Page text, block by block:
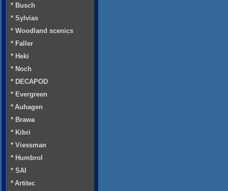
* Busch
* Sylvias
* Woodland scenics
* Faller
* Heki
* Noch
* DECAPOD
* Evergreen
* Auhagen
* Brawa
* Kibri
* Viessman
* Humbrol
* SAI
* Artitec